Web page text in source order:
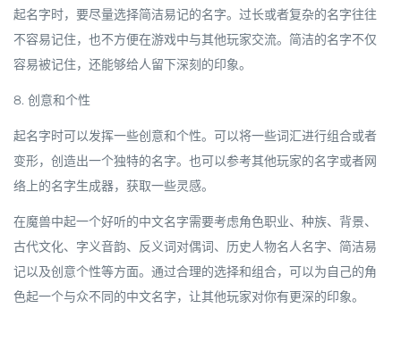
起名字时，要尽量选择简洁易记的名字。过长或者复杂的名字往往
不容易记住，也不方便在游戏中与其他玩家交流。简洁的名字不仅
容易被记住，还能够给人留下深刻的印象。
8. 创意和个性
起名字时可以发挥一些创意和个性。可以将一些词汇进行组合或者
变形，创造出一个独特的名字。也可以参考其他玩家的名字或者网
络上的名字生成器，获取一些灵感。
在魔兽中起一个好听的中文名字需要考虑角色职业、种族、背景、
古代文化、字义音韵、反义词对偶词、历史人物名人名字、简洁易
记以及创意个性等方面。通过合理的选择和组合，可以为自己的角
色起一个与众不同的中文名字，让其他玩家对你有更深的印象。